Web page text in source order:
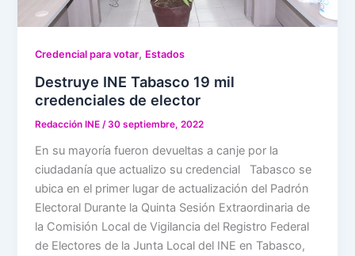
Credencial para votar, Estados
Destruye INE Tabasco 19 mil
credenciales de elector
Redacción INE /30 septiembre, 2022
En su mayoría fueron devueltas a canje por la
ciudadanía que actualizo su credencial Tabasco se
ubica en el primer lugar de actualización del Padrón
Electoral Durante la Quinta Sesión Extraordinaria de
la Comisión Local de Vigilancia del Registro Federal
de Electores de la Junta Local del INE en Tabasco,